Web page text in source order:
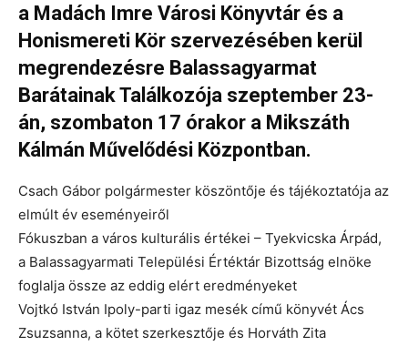
a Madách Imre Városi Könyvtár és a
Honismereti Kör szervezésében kerül
megrendezésre Balassagyarmat
Barátainak Találkozója szeptember 23-
án, szombaton 17 órakor a Mikszáth
Kálmán Művelődési Központban.
Csach Gábor polgármester köszöntője és tájékoztatója az
elmúlt év eseményeiről
Fókuszban a város kulturális értékei – Tyekvicska Árpád,
a Balassagyarmati Települési Értéktár Bizottság elnöke
foglalja össze az eddig elért eredményeket
Vojtkó István Ipoly-parti igaz mesék című könyvét Ács
Zsuzsanna, a kötet szerkesztője és Horváth Zita